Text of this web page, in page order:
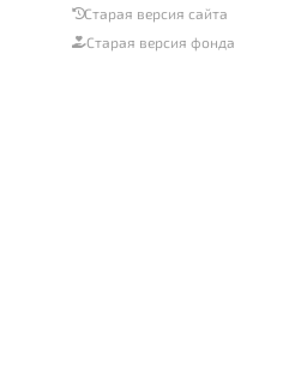
Старая версия сайта
Старая версия фонда